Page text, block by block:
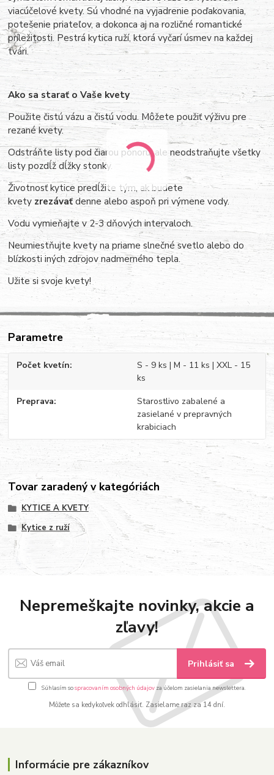
viacúčelové kvety. Sú vhodné na vyjadrenie poďakovania,
potešenie priateľov, a dokonca aj na rozličné romantické
príležitosti. Pestrá kytica ruží, ktorá vyčarí úsmev na každej
tvári.
Ako sa starať o Vaše kvety
Použite čistú vázu a čistú vodu. Môžete použiť výživu pre
rezané kvety.
Odstráňte listy pod čiarou ponoru, ale neodstraňujte všetky
listy pozdĺž dĺžky stonky.
Životnosť kytice predĺžite tým, ak budete
kvety zrezávaťdenne alebo aspoň pri výmene vody.
Vodu vymieňajte v 2-3 dňových intervaloch.
Neumiestňujte kvety na priame slnečné svetlo alebo do
blízkosti iných zdrojov nadmerného tepla.
Užite si svoje kvety!
Parametre
Počet kvetín
S - 9 ks | M - 11 ks | XXL - 15
ks
Preprava
Starostlivo zabalené a
zasielané v prepravných
krabiciach
Tovar zaradený v kategóriách
KYTICE A KVETY
Kytice z ruží
Nepremeškajte novinky, akcie a
zľavy!
Prihlásiť sa
Súhlasím sospracovaním osobných údajovza účelom zasielania newslettera.
Môžete sa kedykoľvek odhlásiť. Zasielame raz za 14 dní.
Informácie pre zákazníkov